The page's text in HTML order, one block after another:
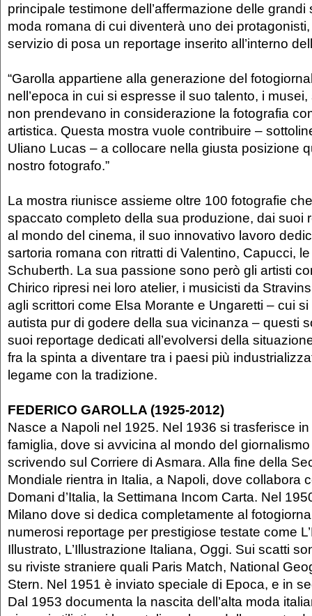
principale testimone dell’affermazione delle grandi
moda romana di cui diventerà uno dei
servizio di posa un reportage inserito all’interno
“Garolla appartiene alla generazione del
nell’epoca in cui si espresse il suo talento, i
non prendevano in considerazione la fotografia
artistica. Questa mostra vuole contribuire –
Uliano Lucas – a collocare nella giusta posizione
nostro fotografo.”
La mostra riunisce assieme oltre 100 fotografie
spaccato completo della sua produzione, dai suoi
al mondo del cinema, il suo innovativo lavoro
sartoria romana con ritratti di Valentino, Capucci,
Schuberth. La sua passione sono però gli artisti
Chirico ripresi nei loro atelier, i musicisti da
agli scrittori come Elsa Morante e Ungaretti – cui
autista pur di godere della sua vicinanza – questi
suoi reportage dedicati all’evolversi della
fra la spinta a diventare tra i paesi più
legame con la tradizione.
FEDERICO GAROLLA (1925-2012)
Nasce a Napoli nel 1925. Nel 1936 si trasferisce
famiglia, dove si avvicina al mondo del
scrivendo sul Corriere di Asmara. Alla fine della
Mondiale rientra in Italia, a Napoli, dove collabora
Domani d’Italia, la Settimana Incom Carta. Nel
Milano dove si dedica completamente al
numerosi reportage per prestigiose testate come
Illustrato, L’Illustrazione Italiana, Oggi. Sui scatti
su riviste straniere quali Paris Match, National
Stern. Nel 1951 è inviato speciale di Epoca, e in
Dal 1953 documenta la nascita dell’alta moda